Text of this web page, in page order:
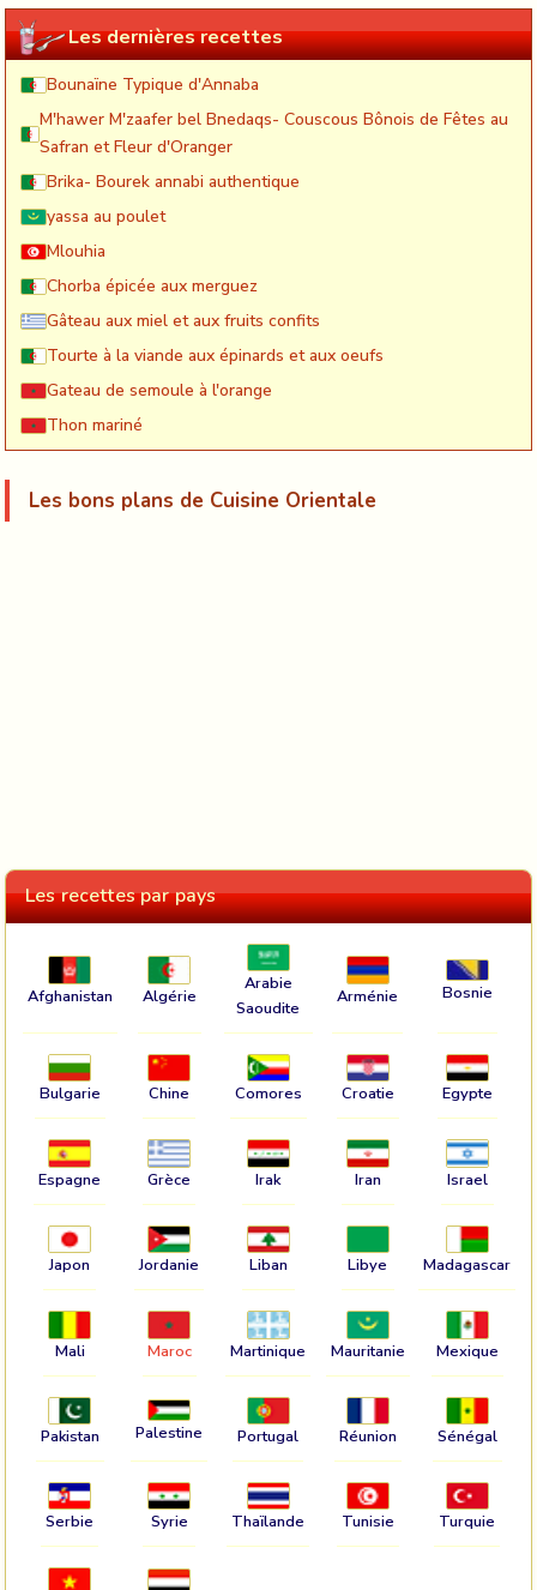
Les dernières recettes
Bounaïne Typique d'Annaba
M'hawer M'zaafer bel Bnedaqs- Couscous Bônois de Fêtes au
Safran et Fleur d'Oranger
Brika- Bourek annabi authentique
yassa au poulet
Mlouhia
Chorba épicée aux merguez
Gâteau aux miel et aux fruits confits
Tourte à la viande aux épinards et aux oeufs
Gateau de semoule à l'orange
Thon mariné
Les bons plans de Cuisine Orientale
Les recettes par pays
Afghanistan Algérie
Arabie
Saoudite
Arménie Bosnie
Bulgarie Chine Comores Croatie Egypte
Espagne Grèce Irak Iran Israel
Japon Jordanie Liban Libye Madagascar
Mali Maroc Martinique Mauritanie Mexique
Pakistan Palestine Portugal Réunion Sénégal
Serbie Syrie Thaïlande Tunisie Turquie